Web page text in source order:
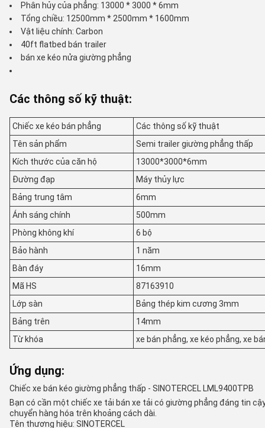
Phân hủy của phẳng: 13000 * 3000 * 6mm
Tổng chiều: 12500mm * 2500mm * 1600mm
Vật liệu chính: Carbon
40ft flatbed bán trailer
bán xe kéo nửa giường phẳng
Các thông số kỹ thuật:
Chiếc xe kéo bán phẳng
Các thông số kỹ thuật
Tên sản phẩm
Semi trailer giường phẳng thấp
Kích thước của căn hộ
13000*3000*6mm
Đường đạp
Máy thủy lực
Bảng trung tâm
6mm
Ánh sáng chính
500mm
Phòng không khí
6 bộ
Bảo hành
1 năm
Bàn đáy
16mm
Mã HS
87163910
Lớp sàn
Bảng thép kim cương 3mm
Bảng trên
14mm
Từ khóa
xe bán phẳng, xe kéo phẳng, xe
Ứng dụng:
Chiếc xe bán kéo giường phẳng thấp - SINOTERCEL LML9400TPB
Bạn có cần một chiếc xe tải bán xe tải có giường phẳng đáng tin
chuyển hàng hóa trên khoảng cách dài.
Tên thương hiệu: SINOTERCEL